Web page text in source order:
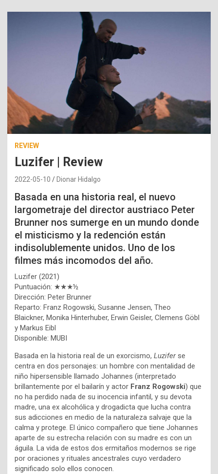
REVIEW
Luzifer | Review
2022-05-10 Dionar Hidalgo
Basada en una historia real, el nuevo
largometraje del director austriaco Peter
Brunner nos sumerge en un mundo donde
el misticismo y la redención están
indisolublemente unidos. Uno de los
filmes más incomodos del año.
Luzifer (2021)
Puntuación: ★★★½
Dirección: Peter Brunner
Reparto: Franz Rogowski, Susanne Jensen, Theo
Blaickner, Monika Hinterhuber, Erwin Geisler, Clemens Göbl
y Markus Eibl
Disponible: MUBI
Basada en la historia real de un exorcismo, Luziferse
centra en dos personajes: un hombre con mentalidad de
niño hipersensible llamado Johannes (interpretado
brillantemente por el bailarín y actor Franz Rogowski) que
no ha perdido nada de su inocencia infantil, y su devota
madre, una ex alcohólica y drogadicta que lucha contra
sus adicciones en medio de la naturaleza salvaje que la
calma y protege. El único compañero que tiene Johannes
aparte de su estrecha relación con su madre es con un
águila. La vida de estos dos ermitaños modernos se rige
por oraciones y rituales ancestrales cuyo verdadero
significado solo ellos conocen.